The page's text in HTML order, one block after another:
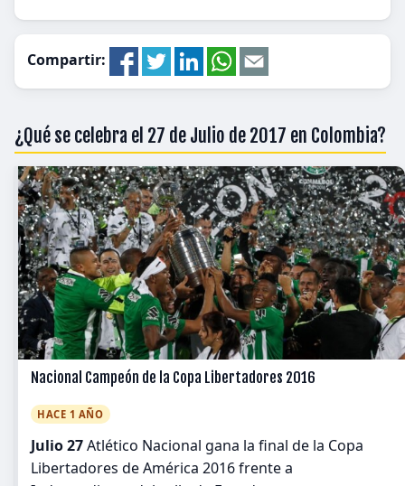
Compartir:
¿Qué se celebra el 27 de Julio de 2017 en Colombia?
Nacional Campeón de la Copa Libertadores 2016
HACE 1 AÑO
Julio 27Atlético Nacional gana la final de la Copa
Libertadores de América 2016 frente a